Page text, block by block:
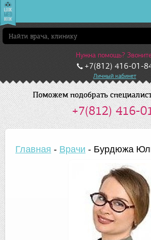
Врачи
Клиники
Заболевания
Лекарства
Акции
Нужна помощь?
+7(812) 416-01-
Личный кабинет
Поможем подобрать
+7(812) 416-
Главная - Врачи - Бурдюжа